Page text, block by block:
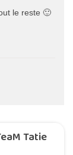
le reste 🙂
Tatie